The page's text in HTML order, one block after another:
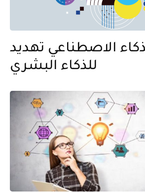
الاصطناعي تهديد
للذكاء البشري